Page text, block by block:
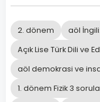
2. dönem
aöl
Açık Lise Türk Dili ve
aöl demokrasi ve
1. dönem Fizik 3